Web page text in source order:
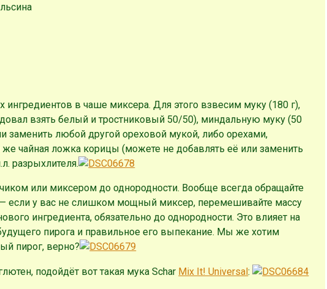
ингредиентов в чаше миксера. Для этого взвесим муку (180 г),
взять белый и тростниковый 50/50), миндальную муку (50
заменить любой другой ореховой мукой, либо орехами,
чайная ложка корицы (можете не добавлять её или заменить
разрыхлителя.
или миксером до однородности. Вообще всегда обращайте
если у вас не слишком мощный миксер, перемешивайте массу
ингредиента, обязательно до однородности. Это влияет на
будущего пирога и правильное его выпекание. Мы же хотим
пирог, верно?
подойдёт вот такая мука Schar Mix It! Universal: